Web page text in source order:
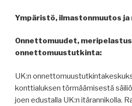
Ympäristö, ilmastonmuutos ja
Onnettomuudet,
onnettomuustutkinta:
UK:n
konttialuksen törmäämisestä
joen edustalla UK:n itärannikolla.